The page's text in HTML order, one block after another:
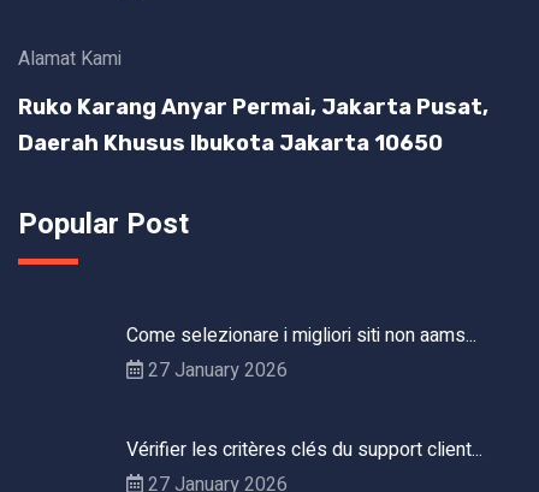
Alamat Kami
Ruko Karang Anyar Permai, Jakarta Pusat,
Daerah Khusus Ibukota Jakarta 10650
Popular Post
Come selezionare i migliori siti non aams...
27 January 2026
Vérifier les critères clés du support client...
27 January 2026